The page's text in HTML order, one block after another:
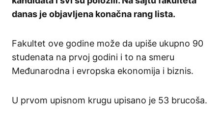
danas je objavljena konačna rang lista.
Fakultet ove godine može da upiše ukupno 90
studenata na prvoj godini i to na smeru
Međunarodna i evropska ekonomija i biznis.
U prvom upisnom krugu upisano je 53 brucoša.